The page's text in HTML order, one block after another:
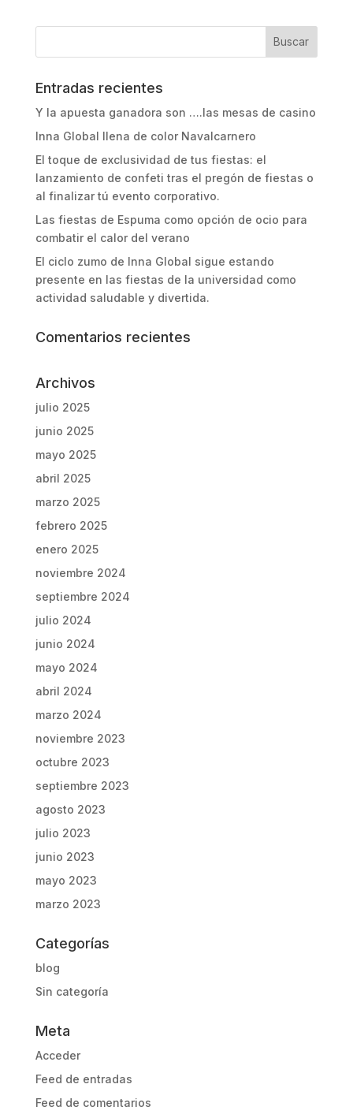
Entradas recientes
Y la apuesta ganadora son ….las mesas de casino
Inna Global llena de color Navalcarnero
El toque de exclusividad de tus fiestas: el
lanzamiento de confeti tras el pregón de fiestas o
al finalizar tú evento corporativo.
Las fiestas de Espuma como opción de ocio para
combatir el calor del verano
El ciclo zumo de Inna Global sigue estando
presente en las fiestas de la universidad como
actividad saludable y divertida.
Comentarios recientes
Archivos
julio 2025
junio 2025
mayo 2025
abril 2025
marzo 2025
febrero 2025
enero 2025
noviembre 2024
septiembre 2024
julio 2024
junio 2024
mayo 2024
abril 2024
marzo 2024
noviembre 2023
octubre 2023
septiembre 2023
agosto 2023
julio 2023
junio 2023
mayo 2023
marzo 2023
Categorías
blog
Sin categoría
Meta
Acceder
Feed de entradas
Feed de comentarios